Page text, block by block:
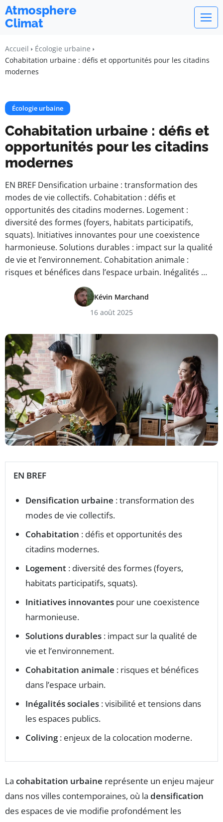
Atmosphere
Climat
Accueil
Écologie urbaine
Cohabitation urbaine : défis et opportunités pour les citadins
modernes
Écologie urbaine
Cohabitation urbaine : défis et
opportunités pour les citadins
modernes
EN BREF Densification urbaine : transformation des
modes de vie collectifs. Cohabitation : défis et
opportunités des citadins modernes. Logement :
diversité des formes (foyers, habitats participatifs,
squats). Initiatives innovantes pour une coexistence
harmonieuse. Solutions durables : impact sur la qualité
de vie et l’environnement. Cohabitation animale :
risques et bénéfices dans l’espace urbain. Inégalités …
Kévin Marchand
16 août 2025
EN BREF
Densification urbaine : transformation des
modes de vie collectifs.
Cohabitation : défis et opportunités des
citadins modernes.
Logement : diversité des formes (foyers,
habitats participatifs, squats).
Initiatives innovantes pour une coexistence
harmonieuse.
Solutions durables : impact sur la qualité de
vie et l’environnement.
Cohabitation animale : risques et bénéfices
dans l’espace urbain.
Inégalités sociales : visibilité et tensions dans
les espaces publics.
Coliving: enjeux de la colocation moderne.
La cohabitation urbaine représente un enjeu majeur
dans nos villes contemporaines, où la densification
des espaces de vie modifie profondément les